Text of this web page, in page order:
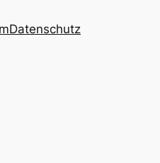
Datenschutz